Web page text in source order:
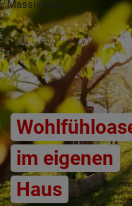
im eigenen
Haus